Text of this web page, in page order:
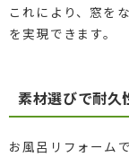
これにより、窓を
を実現できます。
素材選びで耐久
お風呂リフォーム